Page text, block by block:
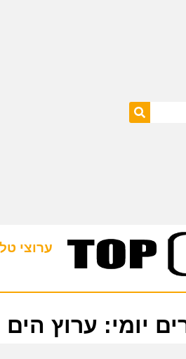
ערוצי
ערוץ הים תיכוני